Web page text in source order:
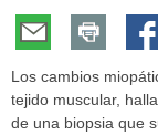
Los cambios
tejido muscular,
de una biopsia que